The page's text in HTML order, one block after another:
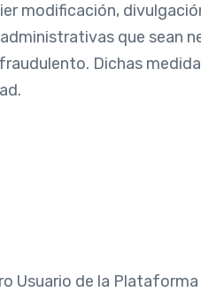
modificación,
que sean
Dichas
de la